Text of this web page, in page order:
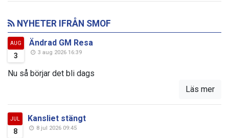
NYHETER IFRÅN SMOF
AUG
3
Ändrad GM Resa
3 aug 2026 16:39
Nu så börjar det bli dags
Läs mer
JUL
8
Kansliet stängt
8 jul 2026 09:45